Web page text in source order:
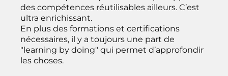
des compétences réutilisables ailleurs. C’est
ultra enrichissant.
En plus des formations et certifications
nécessaires, il y a toujours une part de
"learning by doing" qui permet d’approfondir
les choses.